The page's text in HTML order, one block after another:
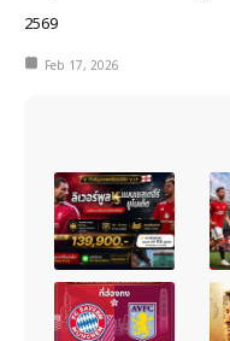
2569
Feb 17, 2026